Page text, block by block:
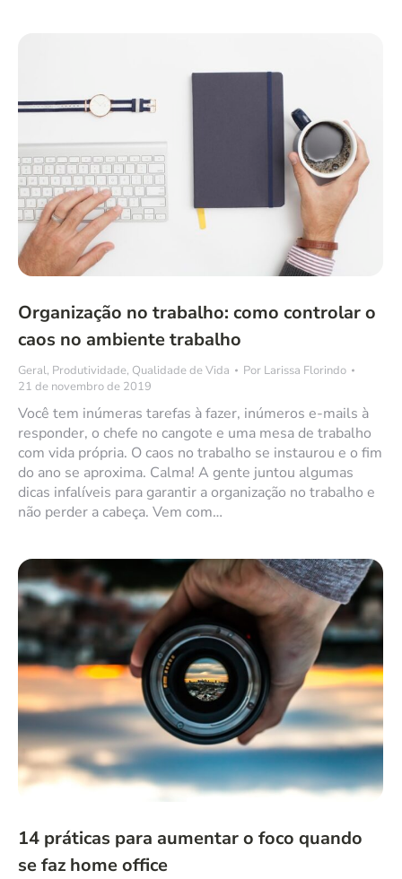
Organização no trabalho: como controlar o
caos no ambiente trabalho
Geral, Produtividade, Qualidade de Vida Por Larissa Florindo
21 de novembro de 2019
Você tem inúmeras tarefas à fazer, inúmeros e-mails à
responder, o chefe no cangote e uma mesa de trabalho
com vida própria. O caos no trabalho se instaurou e o fim
do ano se aproxima. Calma! A gente juntou algumas
dicas infalíveis para garantir a organização no trabalho e
não perder a cabeça. Vem com…
14 práticas para aumentar o foco quando
se faz home office